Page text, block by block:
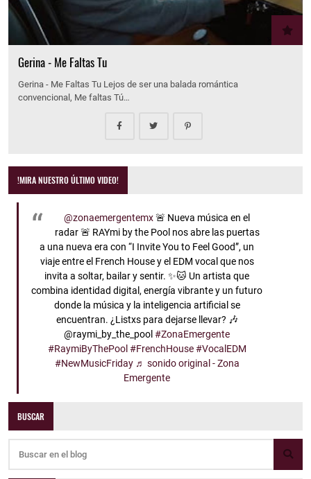
Gerina - Me Faltas Tu
Gerina - Me Faltas Tu Lejos de ser una balada romántica
convencional, Me faltas Tú…
!MIRA NUESTRO ÚLTIMO VIDEO!
@zonaemergentemx🚨 Nueva música en el
radar 🚨 RAYmi by the Pool nos abre las puertas
a una nueva era con “I Invite You to Feel Good”, un
viaje entre el French House y el EDM vocal que nos
invita a soltar, bailar y sentir. ✨🐱 Un artista que
combina identidad digital, energía vibrante y un futuro
donde la música y la inteligencia artificial se
encuentran. ¿Listxs para dejarse llevar? 🎶
@raymi_by_the_pool#ZonaEmergente
#RaymiByThePool #FrenchHouse #VocalEDM
#NewMusicFriday ♬ sonido original - Zona
Emergente
BUSCAR